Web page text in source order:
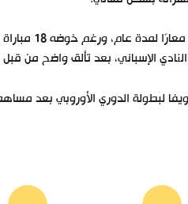
وكان بونو
الإسباني، بعد تألق واضح من
لبطولة الدوري الأوروبي بعد